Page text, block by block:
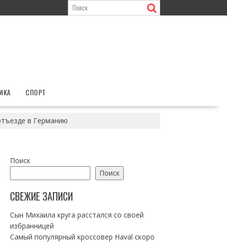
СПОРТ
в Германию
Поиск
Поиск
СВЕЖИЕ ЗАПИСИ
Сын Михаила круга расстался со своей
избранницей
Самый популярный кроссовер Haval скоро